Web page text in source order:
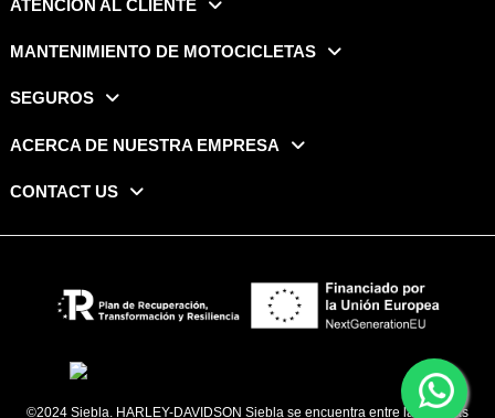
ATENCIÓN AL CLIENTE
MANTENIMIENTO DE MOTOCICLETAS
SEGUROS
ACERCA DE NUESTRA EMPRESA
CONTACT US
©2024 Siebla. HARLEY-DAVIDSON Siebla se encuentra entre las marcas